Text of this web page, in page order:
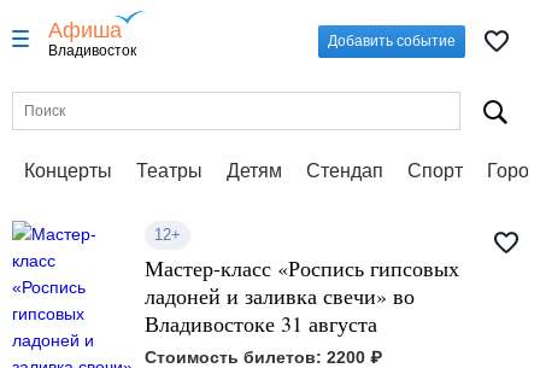
Афиша
Владивосток
Добавить событие
Концерты Театры Детям Стендап Спорт
12+
Мастер-класс «Роспись гипсовых
ладоней и заливка свечи» во
Владивостоке 31 августа
Стоимость билетов: 2200 ₽